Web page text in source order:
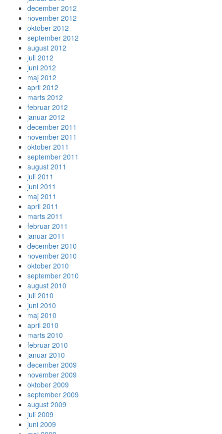
december 2012
november 2012
oktober 2012
september 2012
august 2012
juli 2012
juni 2012
maj 2012
april 2012
marts 2012
februar 2012
januar 2012
december 2011
november 2011
oktober 2011
september 2011
august 2011
juli 2011
juni 2011
maj 2011
april 2011
marts 2011
februar 2011
januar 2011
december 2010
november 2010
oktober 2010
september 2010
august 2010
juli 2010
juni 2010
maj 2010
april 2010
marts 2010
februar 2010
januar 2010
december 2009
november 2009
oktober 2009
september 2009
august 2009
juli 2009
juni 2009